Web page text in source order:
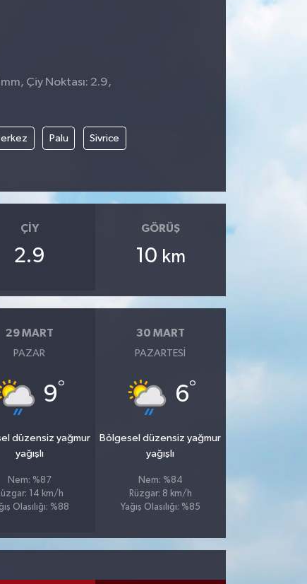
Çiy Noktası: 2.9,
Palu Sivrice
ÇIY
2.9
GÖRÜŞ
10 km
29 MART
PAZAR
9°
düzensiz yağmur
yağışlı
Nem: %87
14 km/h
Olasılığı: %88
30 MART
PAZARTESI
6°
Bölgesel düzensiz yağmur
yağışlı
Nem: %84
Rüzgar: 8 km/h
Yağış Olasılığı: %85